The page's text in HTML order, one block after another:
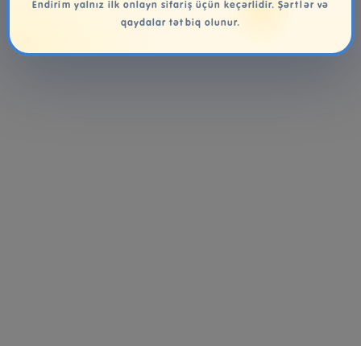
Endirim yalnız ilk onlayn sifariş üçün keçərlidir. Şərtlər və
qaydalar tətbiq olunur.